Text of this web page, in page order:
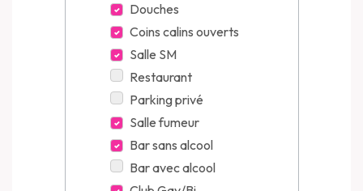
Douches
Coins calins ouverts
Salle SM
Restaurant
Parking privé
Salle fumeur
Bar sans alcool
Bar avec alcool